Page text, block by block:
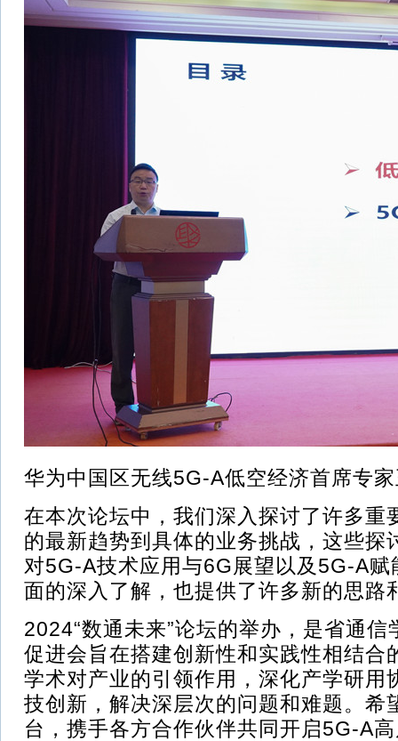
华为中国区无线5G-A低空经济首席专
在本次论坛中，我们深入探讨了许多重
的最新趋势到具体的业务挑战，这些探
对5G-A技术应用与6G展望以及5G-A赋
面的深入了解，也提供了许多新的思路
2024“数通未来”论坛的举办，是省通
促进会旨在搭建创新性和实践性相结合
学术对产业的引领作用，深化产学研用
技创新，解决深层次的问题和难题。希
台，携手各方合作伙伴共同开启5G-A